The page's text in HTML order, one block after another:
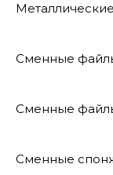
Сменные
Сменные
Сменные